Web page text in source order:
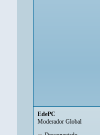
EdePC
Moderador Global